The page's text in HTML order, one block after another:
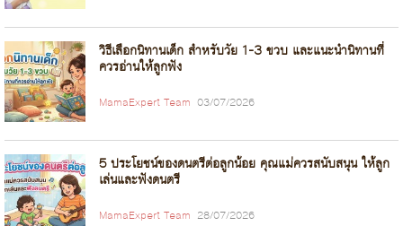
วิธีเลือกนิทานเด็ก สำหรับวัย 1-3 ขวบ และแนะนำนิทานที่
ควรอ่านให้ลูกฟัง
MamaExpert Team 03/07/2026
5 ประโยชน์ของดนตรีต่อลูกน้อย คุณแม่ควรสนับสนุน ให้ลูก
เล่นและฟังดนตรี
MamaExpert Team 28/07/2026